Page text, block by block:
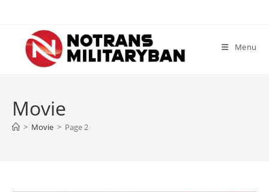
content
Menu
Movie
> Movie > Page 2